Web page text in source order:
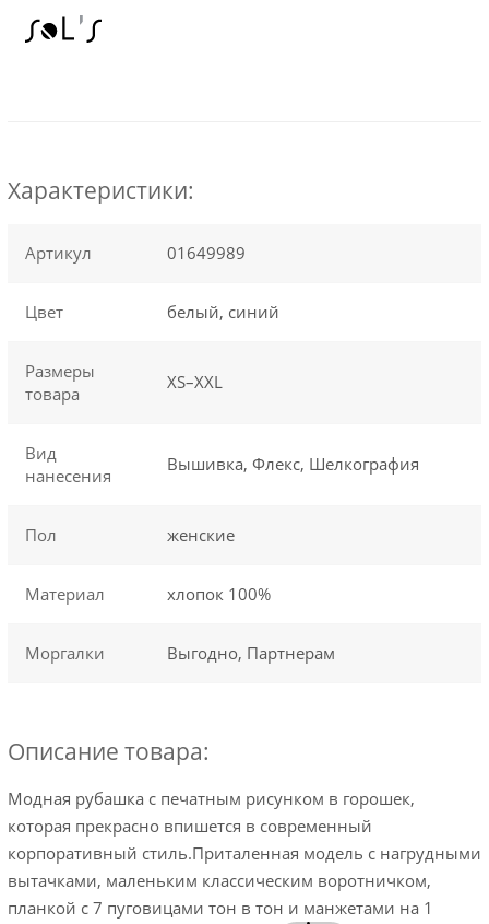
Характеристики:
Артикул 01649989
Цвет белый, синий
Размеры
товара
XS–XXL
Вид
нанесения
Вышивка, Флекс, Шелкография
Пол женские
Материал хлопок 100%
Моргалки Выгодно, Партнерам
Описание товара:
Модная рубашка с печатным рисунком в горошек,
которая прекрасно впишется в современный
корпоративный стиль.Приталенная модель с нагрудными
вытачками, маленьким классическим воротничком,
планкой с 7 пуговицами тон в тон и манжетами на 1